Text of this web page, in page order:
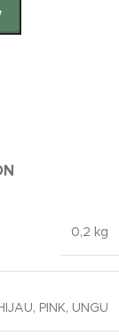
0,2 kg
, PINK, UNGU